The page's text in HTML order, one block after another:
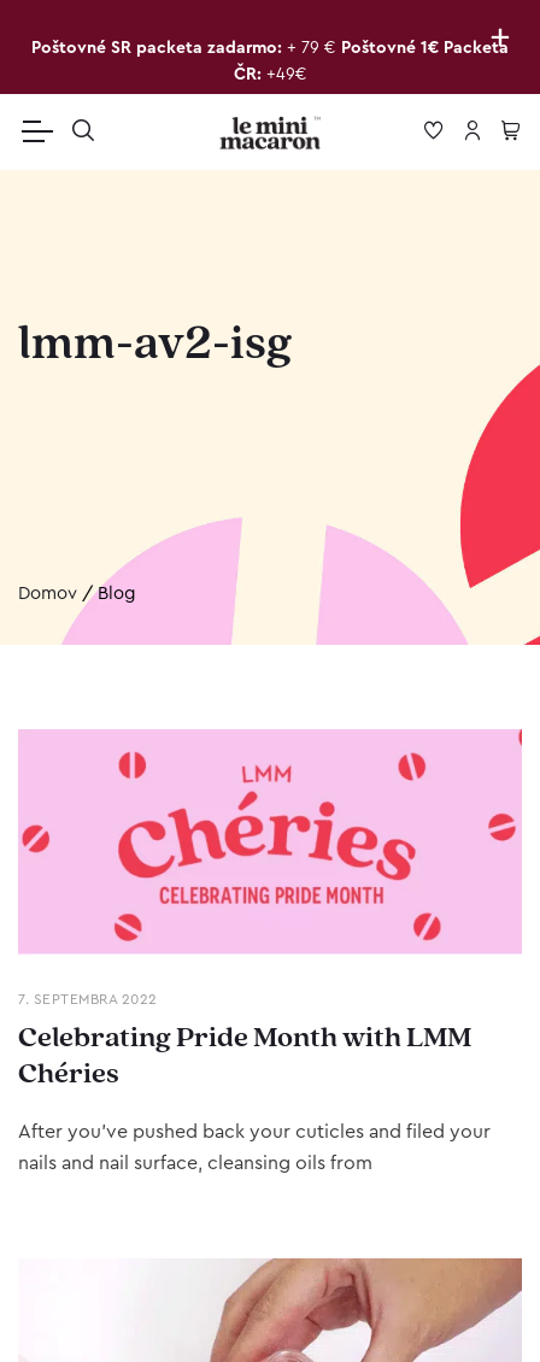
+
Poštovné SR packeta zadarmo: + 79 € Poštovné 1€ Packeta
ČR: +49€
lmm-av2-isg
Domov /Blog
7. SEPTEMBRA 2022
Celebrating Pride Month with LMM
Chéries
After you’ve pushed back your cuticles and filed your
nails and nail surface, cleansing oils from